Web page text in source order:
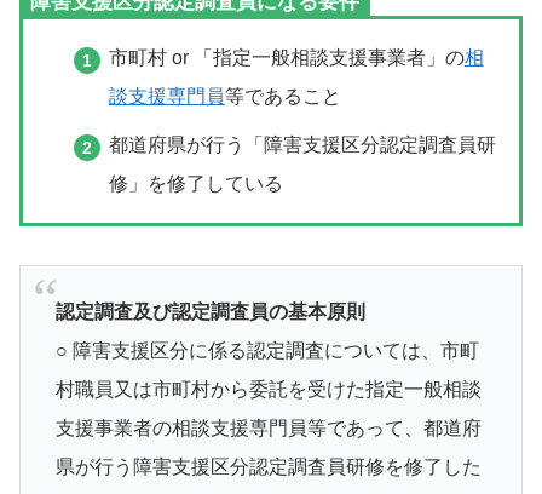
市町村 or 「指定一般相談支援事業者」の相
談支援専門員等であること
都道府県が行う「障害支援区分認定調査員研
修」を修了している
認定調査及び認定調査員の基本原則
○ 障害支援区分に係る認定調査については、市町
村職員又は市町村から委託を受けた指定一般相談
支援事業者の相談支援専門員等であって、都道府
県が行う障害支援区分認定調査員研修を修了した